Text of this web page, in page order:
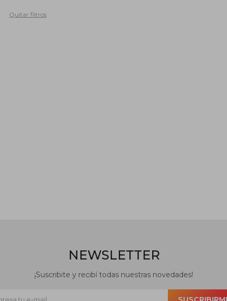
Quitar filtros
NEWSLETTER
¡Suscribite y recibí todas nuestras novedades!